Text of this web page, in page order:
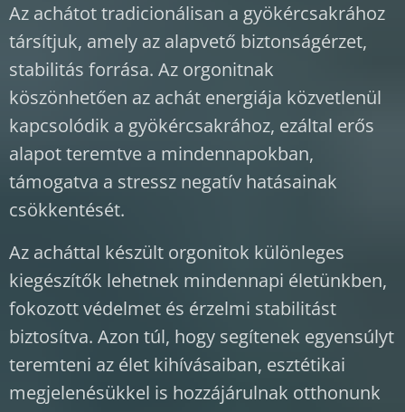
Az achátot tradicionálisan a gyökércsakrához
társítjuk, amely az alapvető biztonságérzet,
stabilitás forrása. Az orgonitnak
köszönhetően az achát energiája közvetlenül
kapcsolódik a gyökércsakrához, ezáltal erős
alapot teremtve a mindennapokban,
támogatva a stressz negatív hatásainak
csökkentését.
Az acháttal készült orgonitok különleges
kiegészítők lehetnek mindennapi életünkben,
fokozott védelmet és érzelmi stabilitást
biztosítva. Azon túl, hogy segítenek egyensúlyt
teremteni az élet kihívásaiban, esztétikai
megjelenésükkel is hozzájárulnak otthonunk